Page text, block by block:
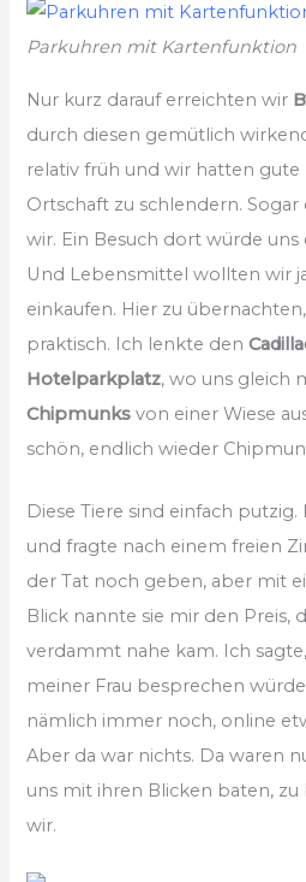
Parkuhren mit Kartenfunktion
Nur kurz darauf erreichten wir
durch diesen gemütlich
relativ früh und wir hatten gute
Ortschaft zu schlendern.
wir. Ein Besuch dort würde
Und Lebensmittel wollten wir
einkaufen. Hier zu
praktisch. Ich lenkte den
Hotelparkplatz, wo uns gleich
Chipmunksvon einer Wiese
schön, endlich wieder
Diese Tiere sind einfach
und fragte nach einem freien
der Tat noch geben, aber mit
Blick nannte sie mir den Preis,
verdammt nahe kam. Ich
meiner Frau besprechen
nämlich immer noch, online
Aber da war nichts. Da waren
uns mit ihren Blicken baten,
wir.